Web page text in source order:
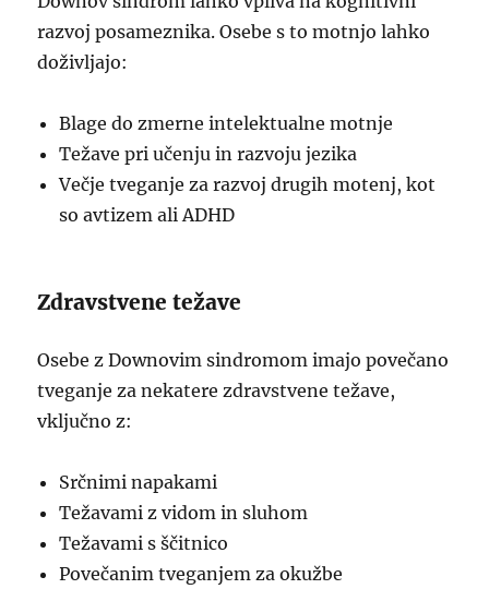
razvoj posameznika. Osebe s to motnjo lahko
doživljajo:
Blage do zmerne intelektualne motnje
Težave pri učenju in razvoju jezika
Večje tveganje za razvoj drugih motenj, kot
so avtizem ali ADHD
Zdravstvene težave
Osebe z Downovim sindromom imajo povečano
tveganje za nekatere zdravstvene težave,
vključno z:
Srčnimi napakami
Težavami z vidom in sluhom
Težavami s ščitnico
Povečanim tveganjem za okužbe